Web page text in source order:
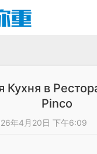
Кухня в
Pinco
年4月20日 下午6:09